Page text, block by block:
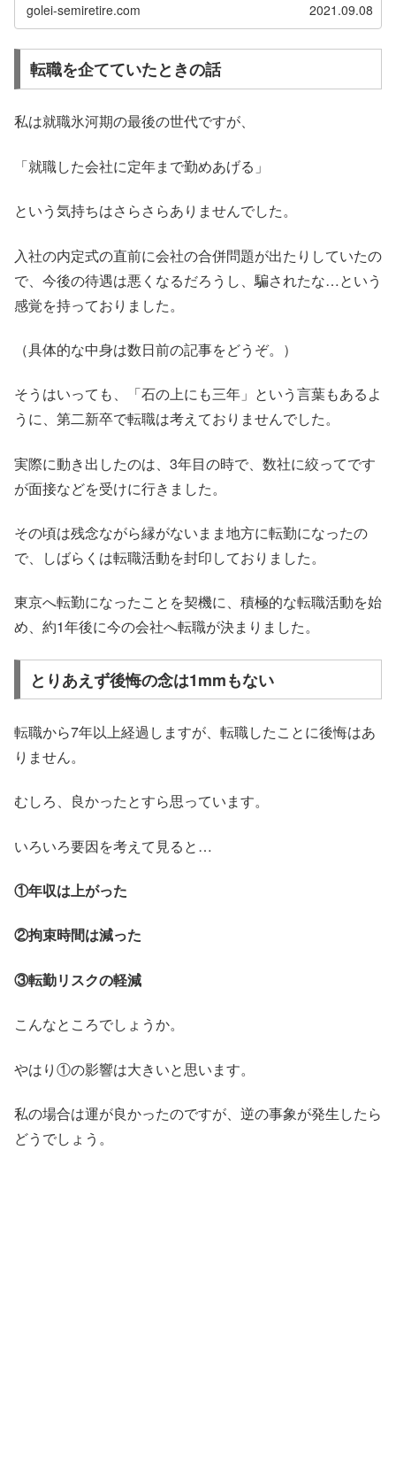
golei-semiretire.com 2021.09.08
転職を企てていたときの話
私は就職氷河期の最後の世代ですが、
「就職した会社に定年まで勤めあげる」
という気持ちはさらさらありませんでした。
入社の内定式の直前に会社の合併問題が出たりしていたの
で、今後の待遇は悪くなるだろうし、騙されたな…という
感覚を持っておりました。
（具体的な中身は数日前の記事をどうぞ。）
そうはいっても、「石の上にも三年」という言葉もあるよ
うに、第二新卒で転職は考えておりませんでした。
実際に動き出したのは、3年目の時で、数社に絞ってです
が面接などを受けに行きました。
その頃は残念ながら縁がないまま地方に転勤になったの
で、しばらくは転職活動を封印しておりました。
東京へ転勤になったことを契機に、積極的な転職活動を始
め、約1年後に今の会社へ転職が決まりました。
とりあえず後悔の念は1mmもない
転職から7年以上経過しますが、転職したことに後悔はあ
りません。
むしろ、良かったとすら思っています。
いろいろ要因を考えて見ると…
①年収は上がった
②拘束時間は減った
③転勤リスクの軽減
こんなところでしょうか。
やはり①の影響は大きいと思います。
私の場合は運が良かったのですが、逆の事象が発生したら
どうでしょう。